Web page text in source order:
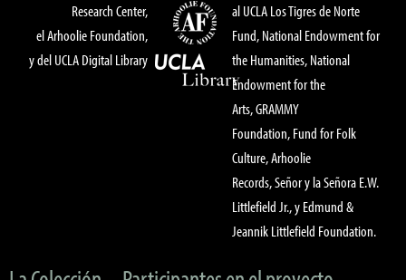
Research Center,
el Arhoolie Foundation,
y del UCLA Digital Library
al UCLA Los Tigres de Norte
Fund, National Endowment for
the Humanities, National
Endowment for the
Arts, GRAMMY
Foundation, Fund for Folk
Culture, Arhoolie
Records, Señor y la Señora E.W.
Littlefield Jr., y Edmund &
Jeannik Littlefield Foundation.